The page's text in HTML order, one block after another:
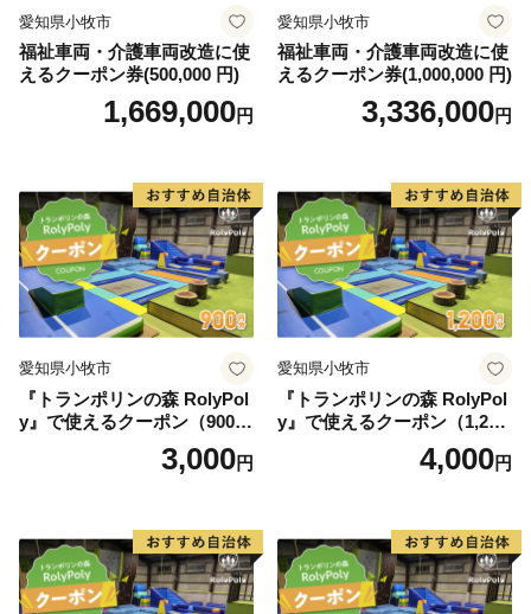
愛知県小牧市
福祉車両・介護車両改造に使
えるクーポン券(500,000 円)
1,669,000円
愛知県小牧市
福祉車両・介護車両改造に使
えるクーポン券(1,000,000 円)
3,336,000円
愛知県小牧市
『トランポリンの森 RolyPol
y』で使えるクーポン（900
3,000円
愛知県小牧市
『トランポリンの森 RolyPol
y』で使えるクーポン（1,200
4,000円